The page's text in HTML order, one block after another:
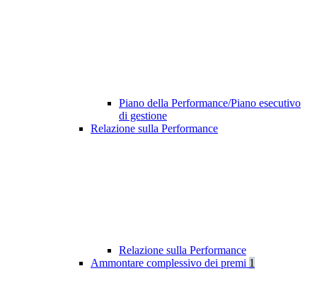
Piano della Performance/Piano esecutivo
di gestione
Relazione sulla Performance
Relazione sulla Performance
Ammontare complessivo dei premi 1